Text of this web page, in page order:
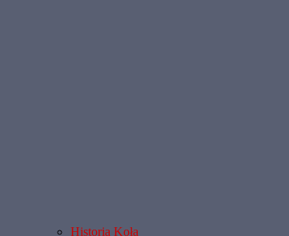
Historia Koła